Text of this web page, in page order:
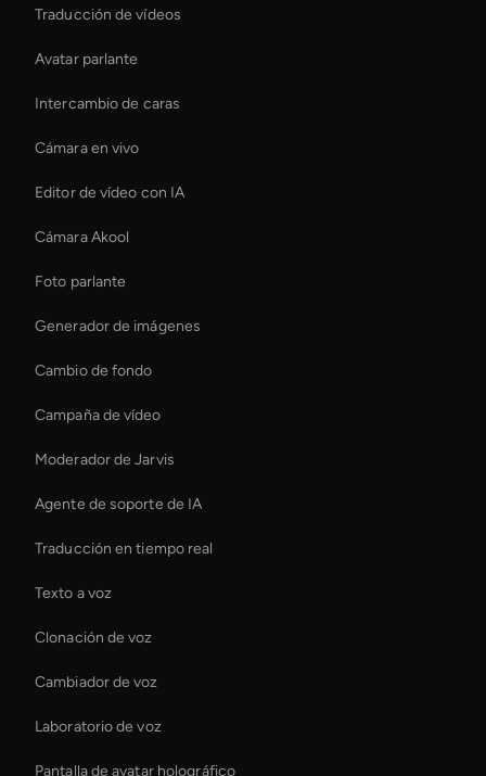
Traducción de vídeos
Avatar parlante
Intercambio de caras
Cámara en vivo
Editor de vídeo con IA
Cámara Akool
Foto parlante
Generador de imágenes
Cambio de fondo
Campaña de vídeo
Moderador de Jarvis
Agente de soporte de IA
Traducción en tiempo real
Texto a voz
Clonación de voz
Cambiador de voz
Laboratorio de voz
Pantalla de avatar holográfico